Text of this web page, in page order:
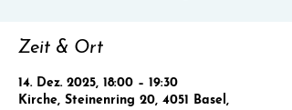
Zeit & Ort
14. Dez. 2025, 18:00 – 19:30
Kirche, Steinenring 20, 4051 Basel,